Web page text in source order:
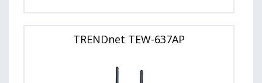
TRENDnet TEW-637AP